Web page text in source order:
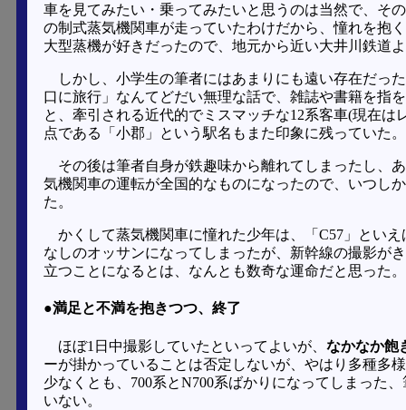
車を見てみたい・乗ってみたいと思うのは当然で、そ
の制式蒸気機関車が走っていたわけだから、憧れを抱
大型蒸機が好きだったので、地元から近い大井川鉄道
しかし、小学生の筆者にはあまりにも遠い存在だっ
口に旅行」なんてどだい無理な話で、雑誌や書籍を指
と、牽引される近代的でミスマッチな12系客車(現在
点である「小郡」という駅名もまた印象に残っていた。
その後は筆者自身が鉄趣味から離れてしまったし、
気機関車の運転が全国的なものになったので、いつし
た。
かくして蒸気機関車に憧れた少年は、「C57」とい
なしのオッサンになってしまったが、新幹線の撮影が
立つことになるとは、なんとも数奇な運命だと思った。
●満足と不満を抱きつつ、終了
ほぼ1日中撮影していたといってよいが、 なかなか飽
ーが掛かっていることは否定しないが、やはり多種多
少なくとも、700系とN700系ばかりになってしまった
いない。